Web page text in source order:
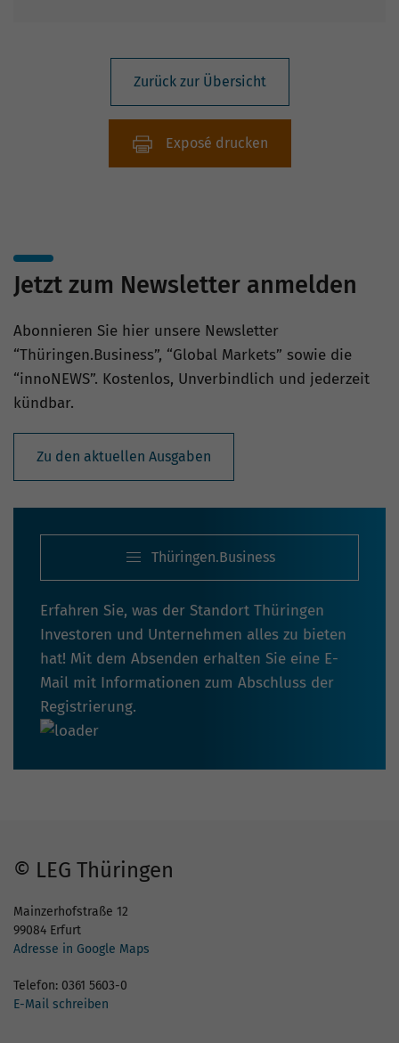
Zurück zur Übersicht
Exposé drucken
Jetzt zum Newsletter anmelden
Abonnieren Sie hier unsere Newsletter
“Thüringen.Business”, “Global Markets” sowie die
“innoNEWS”. Kostenlos, Unverbindlich und jederzeit
kündbar.
Zu den aktuellen Ausgaben
Thüringen.Business
Erfahren Sie, was der Standort Thüringen
Investoren und Unternehmen alles zu bieten
hat! Mit dem Absenden erhalten Sie eine E-
Mail mit Informationen zum Abschluss der
Registrierung.
© LEG Thüringen
Mainzerhofstraße 12
99084 Erfurt
Adresse in Google Maps
Telefon: 0361 5603-0
E-Mail schreiben